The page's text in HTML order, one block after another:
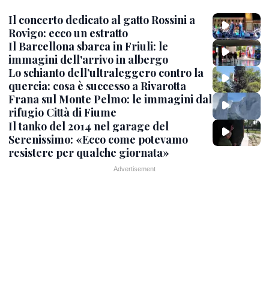
Il concerto dedicato al gatto Rossini a
Rovigo: ecco un estratto
Il Barcellona sbarca in Friuli: le
immagini dell'arrivo in albergo
Lo schianto dell’ultraleggero contro la
quercia: cosa è successo a Rivarotta
Frana sul Monte Pelmo: le immagini dal
rifugio Città di Fiume
Il tanko del 2014 nel garage del
Serenissimo: «Ecco come potevamo
resistere per qualche giornata»